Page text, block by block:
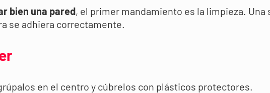
bien una pared, el primer mandamiento es la limpieza.
se adhiera correctamente.
en el centro y cúbrelos con plásticos protectores.